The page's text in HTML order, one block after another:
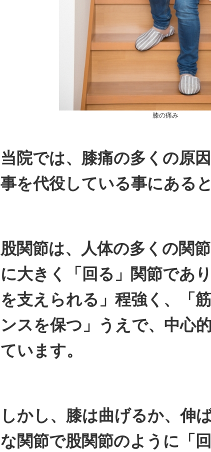
膝の痛み
当院では、膝痛の多くの原
事を代役している事にある
股関節は、人体の多くの関
に大きく「回る」関節であ
を支えられる」程強く、「
ンスを保つ」うえで、中心
ています。
しかし、膝は曲げるか、伸
な関節で股関節のように「